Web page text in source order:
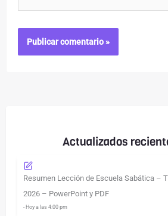
Actualizados
Resumen Lección de Escuela Sabática –
2026 – PowerPoint y PDF
- Hoy a las 4:00 pm